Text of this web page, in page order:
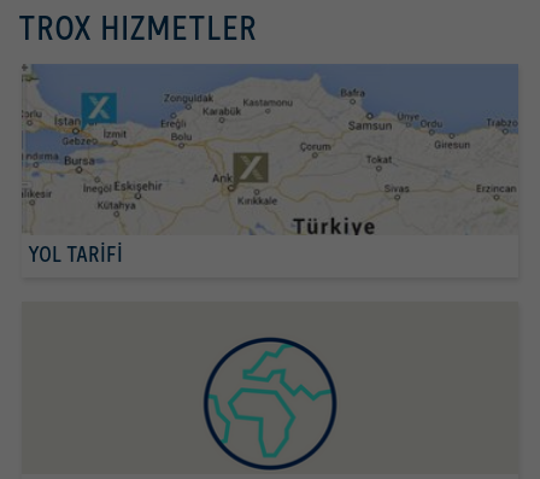
TROX HIZMETLER
YOL TARİFİ